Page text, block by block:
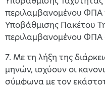
περιλαμβανομένου ΦΠΑ
Υποβάθμισης Πακέτου
περιλαμβανομένου ΦΠΑ
7. Με τη λήξη της
μηνών, ισχύουν οι
σύμφωνα με τον